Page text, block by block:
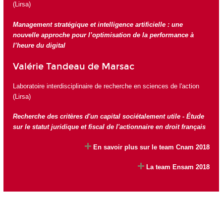
(Lirsa)
Management stratégique et intelligence artificielle : une
nouvelle approche pour l’optimisation de la performance à
l’heure du digital
Valérie Tandeau de Marsac
Laboratoire interdisciplinaire de recherche en sciences de l'action
(Lirsa)
Recherche des critères d'un capital sociétalement utile - Étude
sur le statut juridique et fiscal de l'actionnaire en droit français
En savoir plus sur le team Cnam 2018
La team Ensam 2018